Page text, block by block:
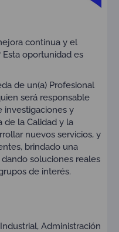
continua y el
oportunidad es
de un(a) Profesional
será responsable
investigaciones y
de la Calidad y la
nuevos servicios, y
brindado una
soluciones reales
de interés.
Administración